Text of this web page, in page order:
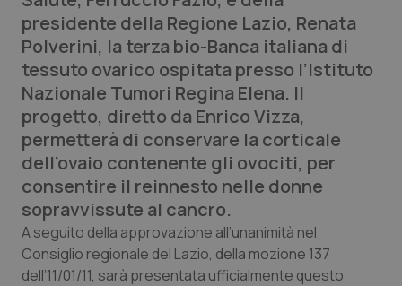
QS Pro
Professionisti Sanitari.AI
Abruzzo
Basilicata
Calabria
Campania
QS Pro Gold
Artrite & artrosi
Asma & BPCO
Car-T
QS Club Newsletter
presidente della Regione Lazio, Renata
Polverini, la terza bio-Banca italiana di
tessuto ovarico ospitata presso l’Istituto
Nazionale Tumori Regina Elena. Il
progetto, diretto da Enrico Vizza,
permetterà di conservare la corticale
dell’ovaio contenente gli ovociti, per
consentire il reinnesto nelle donne
sopravvissute al cancro.
A seguito della approvazione all’unanimità nel
Consiglio regionale del Lazio, della mozione 137
dell’11/01/11, sarà presentata ufficialmente questo